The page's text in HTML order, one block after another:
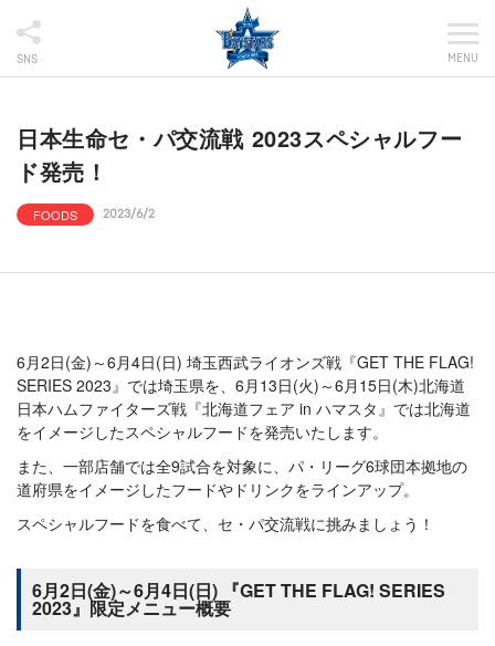
SNS MENU
日本生命セ・パ交流戦 2023スペシャルフー
ド発売！
FOODS 2023/6/2
6月2日(金)～6月4日(日) 埼玉西武ライオンズ戦『GET THE FLAG!
SERIES 2023』では埼玉県を、6月13日(火)～6月15日(木)北海道
日本ハムファイターズ戦『北海道フェア in ハマスタ』では北海道
をイメージしたスペシャルフードを発売いたします。
また、一部店舗では全9試合を対象に、パ・リーグ6球団本拠地の
道府県をイメージしたフードやドリンクをラインアップ。
スペシャルフードを食べて、セ・パ交流戦に挑みましょう！
6月2日(金)～6月4日(日) 『GET THE FLAG! SERIES
2023』限定メニュー概要